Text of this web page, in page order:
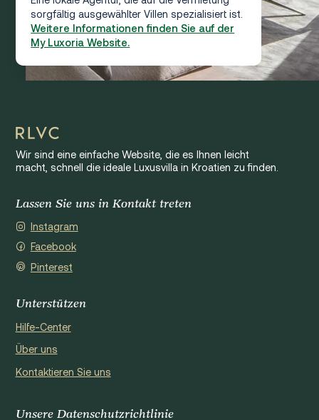
sorgfältig ausgewählter Villen spezialisiert ist.
Weitere Informationen finden Sie auf der
My Luxoria Website.
Wir sind eine einfache Website, die es Ihnen leicht
macht, schnell die ideale Luxusvilla in Kroatien zu finden.
Lassen Sie uns in Kontakt treten
Instagram
Facebook
Pinterest
Unterstützen
Hilfe-Center
Über uns
Kontaktieren Sie uns
Unsere Datenschutzrichtlinie